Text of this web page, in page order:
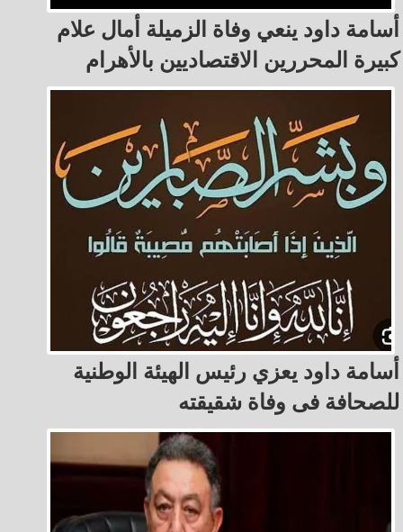
أسامة داود ينعي وفاة الزميلة أمال علام
كبيرة المحررين الاقتصاديين بالأهرام
أسامة داود يعزي رئيس الهيئة الوطنية
للصحافة فى وفاة شقيقته